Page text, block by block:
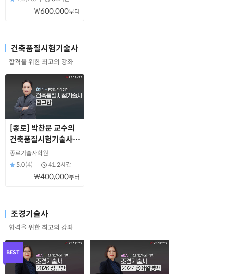
₩600,000부터
건축품질시험기술사
합격을 위한 최고의 강좌
[종로] 박찬문 교수의
건축품질시험기술사
정규반
종로기술사학원
5.0(4) 41.2시간
₩400,000부터
조경기술사
합격을 위한 최고의 강좌
BEST